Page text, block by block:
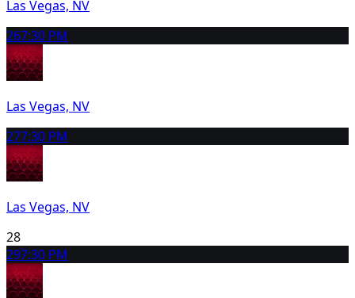
Las Vegas, NV
267:30 PM
Las Vegas, NV
277:30 PM
Las Vegas, NV
28
297:30 PM